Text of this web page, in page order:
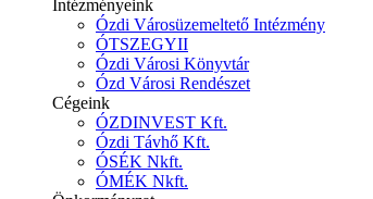
Intézményeink
Ózdi Városüzemeltető Intézmény
ÓTSZEGYII
Ózdi Városi Könyvtár
Ózd Városi Rendészet
Cégeink
ÓZDINVEST Kft.
Ózdi Távhő Kft.
ÓSÉK Nkft.
ÓMÉK Nkft.